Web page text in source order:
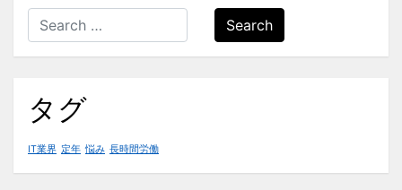
労
働
を
Search
タグ
IT業界 定年 悩み 長時間労働